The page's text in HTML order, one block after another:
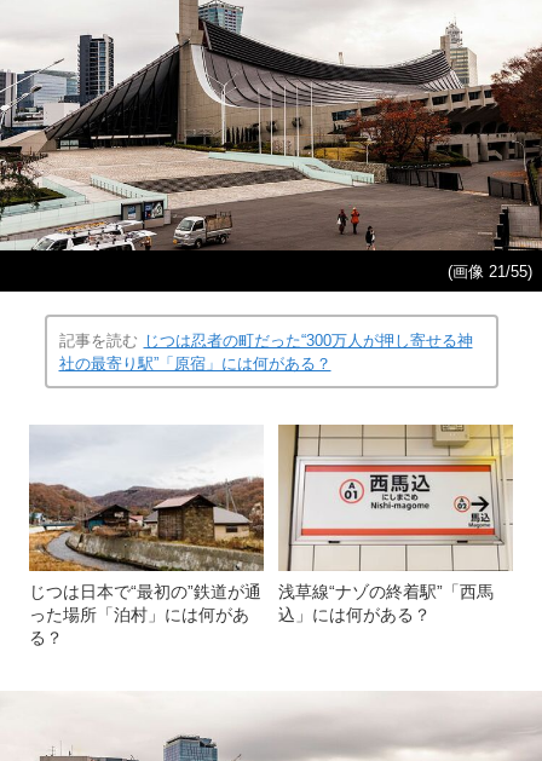
(画像 21/55)
記事を読む じつは忍者の町だった“300万人が押し寄せる神
社の最寄り駅”「原宿」には何がある？
じつは日本で“最初の”鉄道が通
った場所「泊村」には何があ
る？
浅草線“ナゾの終着駅”「西馬
込」には何がある？